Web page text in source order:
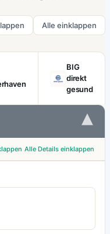
Alle einklappen
BIG
direkt
gesund
▾
Alle Details einklappen